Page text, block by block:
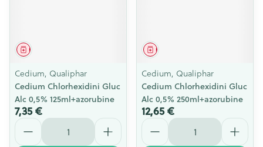
Médicament
Cedium, Qualiphar
Cedium Chlorhexidini Gluc
Alc 0,5% 125ml+azorubine
7,35 €
Quantité
Médicament
Cedium, Qualiphar
Cedium Chlorhexidini Gluc
Alc 0,5% 250ml+azorubine
12,65 €
Quantité